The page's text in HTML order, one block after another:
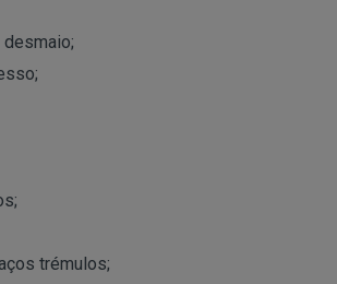
trémulos;